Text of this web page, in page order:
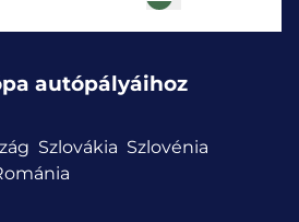
autópályáihoz
Szlovákia Szlovénia